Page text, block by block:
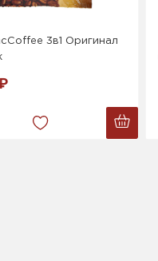
3в1 Оригинал